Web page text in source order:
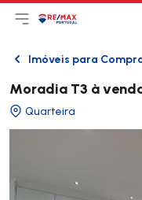
Abri menu principal
LogoIr para
VoltarImóveis para
Moradia T3 à
Quarteira